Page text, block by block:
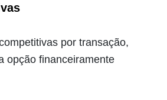
por transação,
opção financeiramente